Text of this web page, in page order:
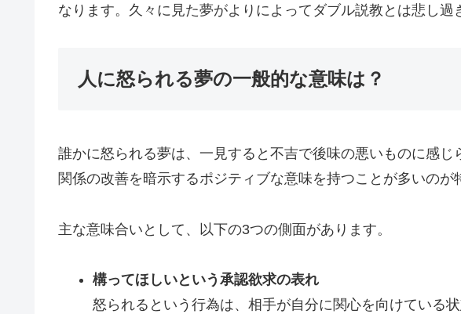
なります。久々に見た夢がよりによってダブル説教とは悲し過
人に怒られる夢の一般的な意味は？
誰かに怒られる夢は、一見すると不吉で後味の悪いものに感じ
関係の改善を暗示するポジティブな意味を持つことが多いのが
主な意味合いとして、以下の3つの側面があります。
構ってほしいという承認欲求の表れ
怒られるという行為は、相手が自分に関心を向けている